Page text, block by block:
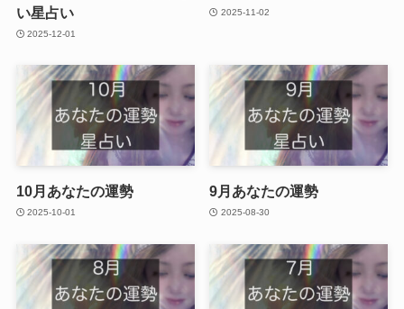
い星占い
2025-12-01
2025-11-02
10月あなたの運勢
2025-10-01
9月あなたの運勢
2025-08-30